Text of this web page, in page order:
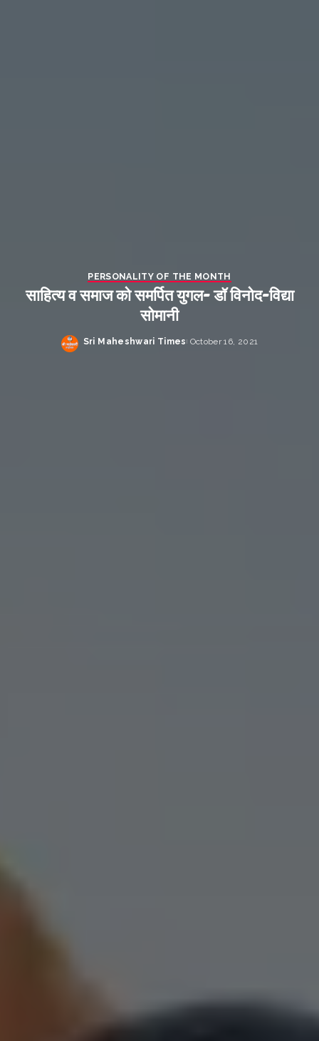
PERSONALITY OF THE MONTH
साहित्य व समाज को समर्पित युगल- डॉ विनोद-विद्या
सोमानी
Posted
Sri Maheshwari Times October 16, 2021